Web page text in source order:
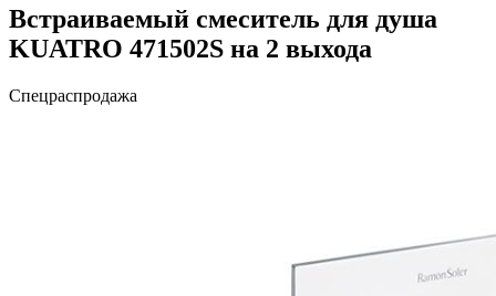
Встраиваемый смеситель для душа
KUATRO 471502S на 2 выхода
Спецраспродажа